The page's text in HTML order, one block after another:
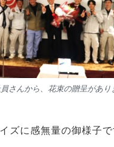
さんから、花束の贈呈があり
ズに感無量の御様子で